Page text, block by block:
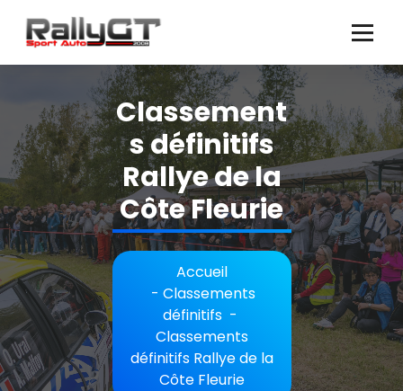
contenu
Classement
s définitifs
Rallye de la
Côte Fleurie
Accueil
- Classements
définitifs-
Classements
définitifs Rallye de la
Côte Fleurie